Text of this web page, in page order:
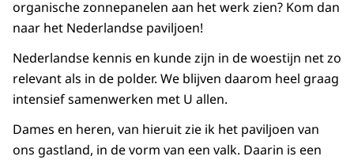
organische zonnepanelen aan het werk zien? Kom dan
naar het Nederlandse paviljoen!
Nederlandse kennis en kunde zijn in de woestijn net zo
relevant als in de polder. We blijven daarom heel graag
intensief samenwerken met U allen.
Dames en heren, van hieruit zie ik het paviljoen van
ons gastland, in de vorm van een valk. Daarin is een